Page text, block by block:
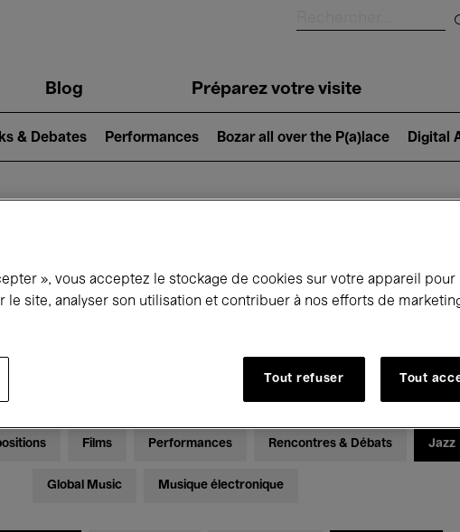
Blog Préparez votre visite
& Debates Performances Bozar all over the P(a)lace Digital
se passe à Bozar
Films Performances Rencontres & Débats Jazz
Global Music Musique électronique
», vous acceptez le stockage de cookies sur votre appareil pour
le site, analyser son utilisation et contribuer à nos efforts de
Tout refuser Tout